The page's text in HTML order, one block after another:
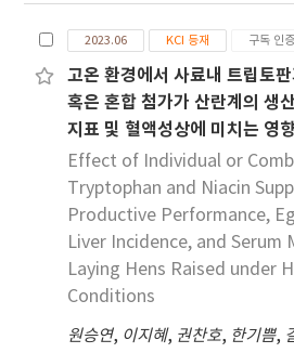
into the NAFLD group
group (n=2,770) using the
index. The anthropometric
profiles, and dietary intake
subjects were obtained. The
circumference, body mass
serum levels of
sugar, HbA1c, and systolic
blood pressures were
compared to the normal
respectively). The intakes
body weight, p<0.001),
2023.06 KCI 등재 구독 인
고온 환경에서 사료내 트립토
혹은 혼합 첨가가 산란계의 생
지표 및 혈액성상에 미치는 영
Effect of Individual or
Tryptophan and Niacin
Productive Performance,
Liver Incidence, and Serum
Laying Hens Raised under
Conditions
원승연, 이지혜, 권찬호, 한기쁨,